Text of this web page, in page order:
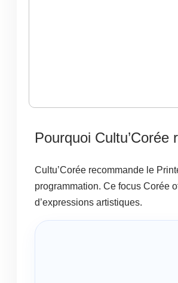
Pourquoi
Cultu’Corée recommande le
programmation. Ce focus Corée
d’expressions artistiques.